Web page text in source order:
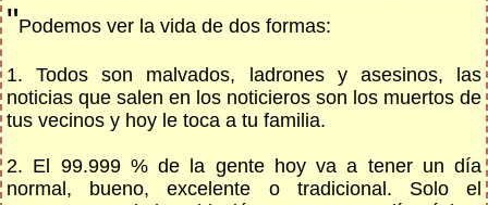
"Podemos ver la vida de dos formas:
1. Todos son malvados, ladrones y asesinos, las
noticias que salen en los noticieros son los muertos de
tus vecinos y hoy le toca a tu familia.
2. El 99.999 % de la gente hoy va a tener un día
normal, bueno, excelente o tradicional. Solo el